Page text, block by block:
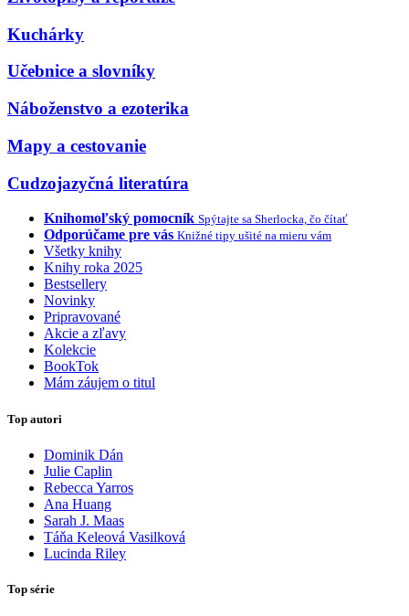
Kuchárky
Učebnice a slovníky
Náboženstvo a ezoterika
Mapy a cestovanie
Cudzojazyčná literatúra
Knihomoľský pomocník Spýtajte sa Sherlocka, čo čítať
Odporúčame pre vás Knižné tipy ušité na mieru vám
Všetky knihy
Knihy roka 2025
Bestsellery
Novinky
Pripravované
Akcie a zľavy
Kolekcie
BookTok
Mám záujem o titul
Top autori
Dominik Dán
Julie Caplin
Rebecca Yarros
Ana Huang
Sarah J. Maas
Táňa Keleová Vasilková
Lucinda Riley
Top série